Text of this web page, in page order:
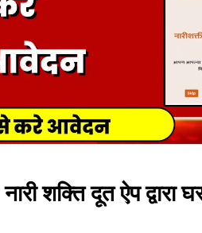
शक्ति दूत ऐप द्वारा